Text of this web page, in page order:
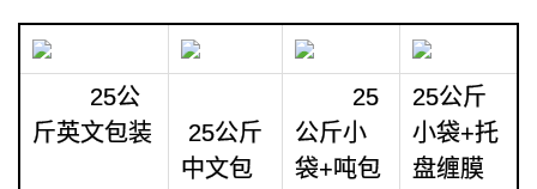
25公
斤英文包装
25公斤
中文包
25
公斤小
袋+吨包
25公斤
小袋+托
盘缠膜